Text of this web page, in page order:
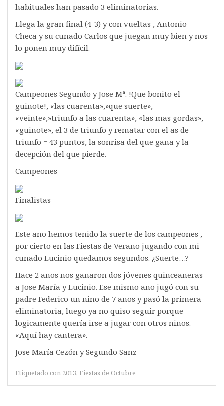
habituales han pasado 3 eliminatorias.
Llega la gran final (4-3) y con vueltas , Antonio
Checa y su cuñado Carlos que juegan muy bien y nos
lo ponen muy difícil.
Campeones Segundo y Jose Mª. !Que bonito el
guiñote!, «las cuarenta»,»que suerte»,
«veinte»,»triunfo a las cuarenta», «las mas gordas»,
«guiñote», el 3 de triunfo y rematar con el as de
triunfo = 43 puntos, la sonrisa del que gana y la
decepción del que pierde.
Campeones
Finalistas
Este año hemos tenido la suerte de los campeones ,
por cierto en las Fiestas de Verano jugando con mi
cuñado Lucinio quedamos segundos. ¿Suerte…?
Hace 2 años nos ganaron dos jóvenes quinceañeras
a Jose María y Lucinio. Ese mismo año jugó con su
padre Federico un niño de 7 años y pasó la primera
eliminatoria, luego ya no quiso seguir porque
logicamente quería irse a jugar con otros niños.
«Aquí hay cantera».
Jose María Cezón y Segundo Sanz
Etiquetado con 2013, Fiestas de Octubre